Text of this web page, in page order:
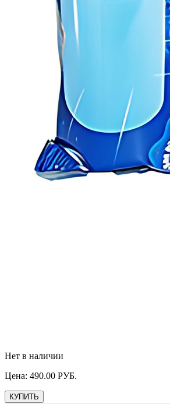
Нет в наличии
Цена: 490.00 РУБ.
КУПИТЬ